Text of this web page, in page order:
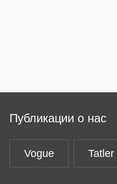
Публикации о нас
Vogue Tatler